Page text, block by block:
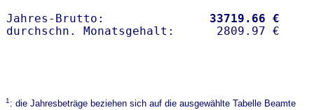
Jahres-Brutto: 33719.66 €
1: die Jahresbeträge beziehen sich auf die ausgewählte Tabelle Beamte